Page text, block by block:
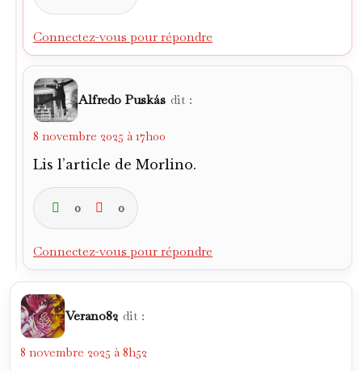
Connectez-vous pour répondre
Verano82 dit :
8 novembre 2025 à 8h52
Merci chef ! Il avait une expression poétique,
Tu évoques Giuseppe Virgili, équipier de
Bonifaci au Toro. Un mystère. Auteur d’une
scudetto 1956, il paraissait infaillible et avait
été surnommé Pecos Bill pour sa froideur au
moment de la frappe au but. Des débuts
extraordinaires en sélection où s’exprime sa
puissance, un doublé contre le Brésil de
Gilmar et puis un déclin précoce et